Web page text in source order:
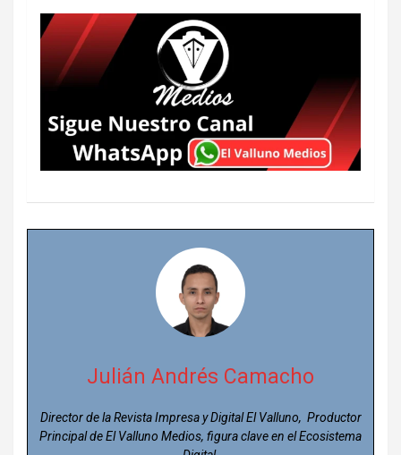
Julián Andrés Camacho
Director de la Revista Impresa y Digital El Valluno, Productor
Principal de El Valluno Medios, figura clave en el Ecosistema